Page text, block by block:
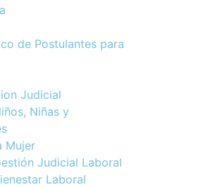
de Postulantes para
Judicial
Niñas y
Mujer
Judicial Laboral
Laboral